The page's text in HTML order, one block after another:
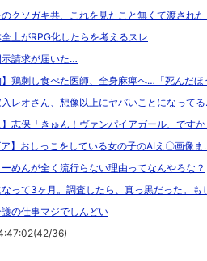
のクソガキ共、これを見たこと無くて渡され
土がRPG化したらを考えるスレ
示請求が届いた…
】鶏刺し食べた医師、全身麻痺へ…「死んだほ
入レオさん、想像以上にヤバいことになって
】志保「きゅん！ヴァンパイアガール、ですか
ア】おしっこをしている女の子のAIえ〇画像ま
めんが全く流行らない理由ってなんやろな？
って3ヶ月。調査したら、真っ黒だった。も
護の仕事マジでしんどい
36)